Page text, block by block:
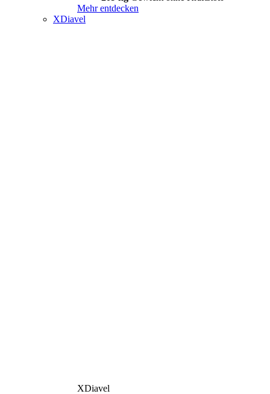
Mehr entdecken
XDiavel
XDiavel